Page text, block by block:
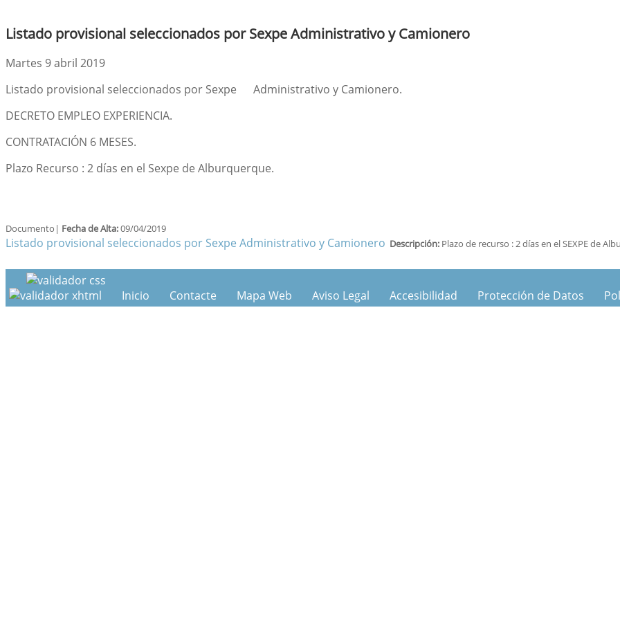
Listado provisional seleccionados por Sexpe Administrativo y Camionero
Martes 9 abril 2019
Listado provisional seleccionados por Sexpe Administrativo y Camionero.
DECRETO EMPLEO EXPERIENCIA.
CONTRATACIÓN 6 MESES.
Plazo Recurso : 2 días en el Sexpe de Alburquerque.
Documento| Fecha de Alta:09/04/2019
Listado provisional seleccionados por Sexpe Administrativo y Camionero Descripción: Plazo de recurso : 2 días en el SEXPE de
Inicio Contacte Mapa Web Aviso Legal Accesibilidad Protección de Datos